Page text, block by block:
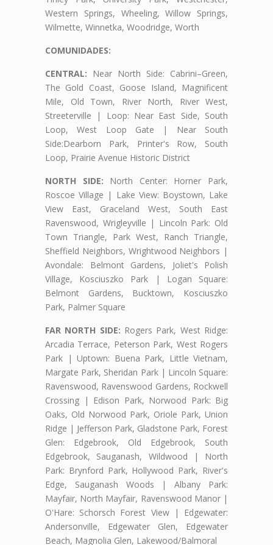
Western Springs, Wheeling, Willow Springs,
Wilmette, Winnetka, Woodridge, Worth
COMUNIDADES:
CENTRAL: Near North Side: Cabrini–Green,
The Gold Coast, Goose Island, Magnificent
Mile, Old Town, River North, River West,
Streeterville | Loop: Near East Side, South
Loop, West Loop Gate | Near South
Side:Dearborn Park, Printer's Row, South
Loop, Prairie Avenue Historic District
NORTH SIDE: North Center: Horner Park,
Roscoe Village | Lake View: Boystown, Lake
View East, Graceland West, South East
Ravenswood, Wrigleyville | Lincoln Park: Old
Town Triangle, Park West, Ranch Triangle,
Sheffield Neighbors, Wrightwood Neighbors |
Avondale: Belmont Gardens, Joliet's Polish
Village, Kosciuszko Park | Logan Square:
Belmont Gardens, Bucktown, Kosciuszko
Park, Palmer Square
FAR NORTH SIDE: Rogers Park, West Ridge:
Arcadia Terrace, Peterson Park, West Rogers
Park | Uptown: Buena Park, Little Vietnam,
Margate Park, Sheridan Park | Lincoln Square:
Ravenswood, Ravenswood Gardens, Rockwell
Crossing | Edison Park, Norwood Park: Big
Oaks, Old Norwood Park, Oriole Park, Union
Ridge | Jefferson Park, Gladstone Park, Forest
Glen: Edgebrook, Old Edgebrook, South
Edgebrook, Sauganash, Wildwood | North
Park: Brynford Park, Hollywood Park, River's
Edge, Sauganash Woods | Albany Park:
Mayfair, North Mayfair, Ravenswood Manor |
O'Hare: Schorsch Forest View | Edgewater:
Andersonville, Edgewater Glen, Edgewater
Beach, Magnolia Glen, Lakewood/Balmoral